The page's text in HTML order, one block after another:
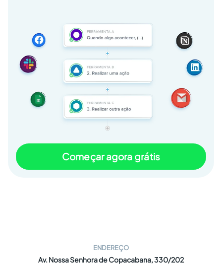
Começar agora grátis
ENDEREÇO
Av. Nossa Senhora de Copacabana, 330/202